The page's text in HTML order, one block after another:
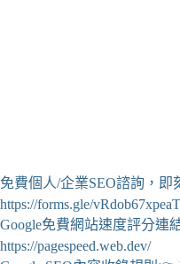
免費個人/企業SEO諮詢，即
https://forms.gle/
Google免費網站速度評分連
https://pagespeed.web.dev/